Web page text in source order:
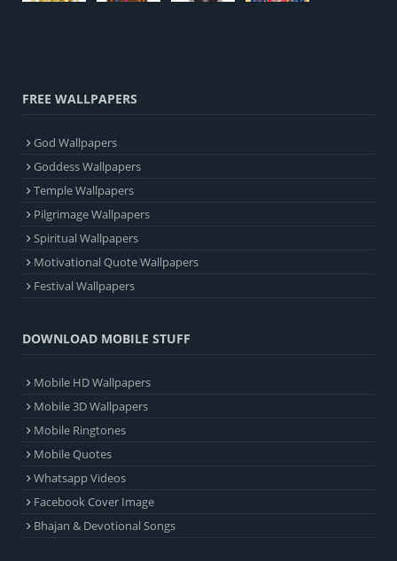
FREE WALLPAPERS
God Wallpapers
Goddess Wallpapers
Temple Wallpapers
Pilgrimage Wallpapers
Spiritual Wallpapers
Motivational Quote Wallpapers
Festival Wallpapers
DOWNLOAD MOBILE STUFF
Mobile HD Wallpapers
Mobile 3D Wallpapers
Mobile Ringtones
Mobile Quotes
Whatsapp Videos
Facebook Cover Image
Bhajan & Devotional Songs